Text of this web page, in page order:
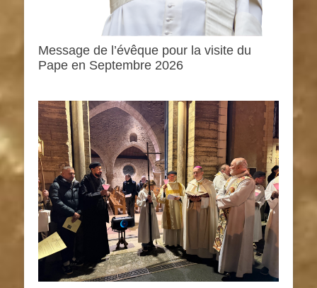
Message de l’évêque pour la visite du
Pape en Septembre 2026